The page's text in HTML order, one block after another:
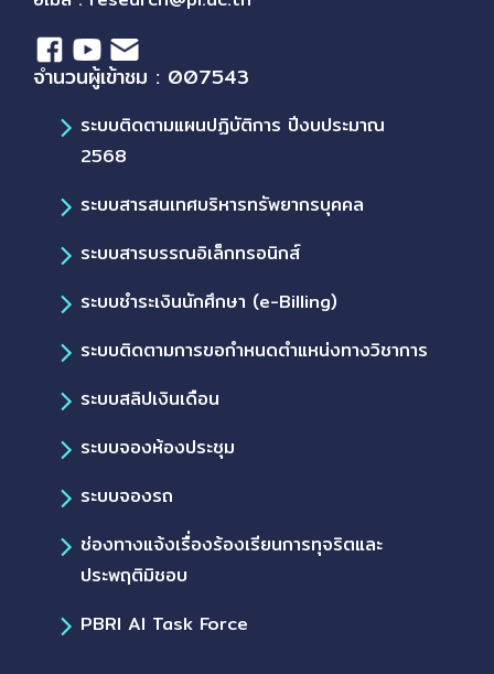
จำนวนผู้เข้าชม : 007543
ระบบติดตามแผนปฏิบัติการ ปีงบประมาณ
2568
ระบบสารสนเทศบริหารทรัพยากรบุคคล
ระบบสารบรรณอิเล็กทรอนิกส์
ระบบชำระเงินนักศึกษา (e-Billing)
ระบบติดตามการขอกำหนดตำแหน่งทางวิชาการ
ระบบสลิปเงินเดือน
ระบบจองห้องประชุม
ระบบจองรถ
ช่องทางแจ้งเรื่องร้องเรียนการทุจริตและ
ประพฤติมิชอบ
PBRI AI Task Force